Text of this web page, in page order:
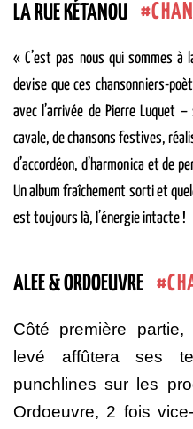
LA RUE KÉTANOU
« C’est pas nous qui sommes à
devise que ces chansonniers-
avec l’arrivée de Pierre Luquet
cavale, de chansons festives,
d’accordéon, d’harmonica et de
Un album fraîchement sorti et
est toujours là, l’énergie intacte !
ALEE & ORDOEUVRE
Côté première
levé affûtera ses
punchlines sur les
Ordoeuvre, 2 fois